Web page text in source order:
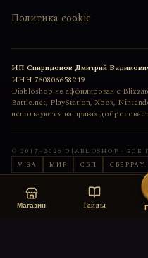
Политика cookie
ИП Спиридонов Дмитрий
ИНН 760806658219
Diabloshop не аффилирован с
Battle.net, PlayStation, Xbox,
используются на правах
© 2017–2026 DIABLOSHOP ·
VISA
МИР СБП СБЕРPAY
Сайт сделан с
Магазин Гайды